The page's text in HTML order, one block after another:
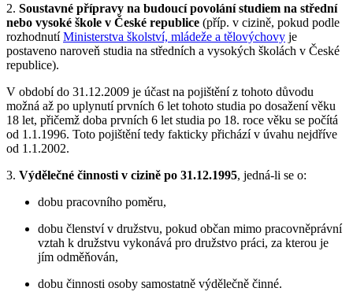
2. Soustavné přípravy na budoucí povolání studiem na střední
nebo vysoké škole v České republice (příp. v cizině, pokud podle
rozhodnutíMinisterstva školství, mládeže a tělovýchovy je
postaveno naroveň studia na středních a vysokých školách v České
republice).
V období do 31.12.2009 je účast na pojištění z tohoto důvodu
možná až po uplynutí prvních 6 let tohoto studia po dosažení věku
18 let, přičemž doba prvních 6 let studia po 18. roce věku se počítá
od 1.1.1996. Toto pojištění tedy fakticky přichází v úvahu nejdříve
od 1.1.2002.
3. Výdělečné činnosti v cizině po 31.12.1995, jedná-li se o:
dobu pracovního poměru,
dobu členství v družstvu, pokud občan mimo pracovněprávní
vztah k družstvu vykonává pro družstvo práci, za kterou je
jím odměňován,
dobu činnosti osoby samostatně výdělečně činné.